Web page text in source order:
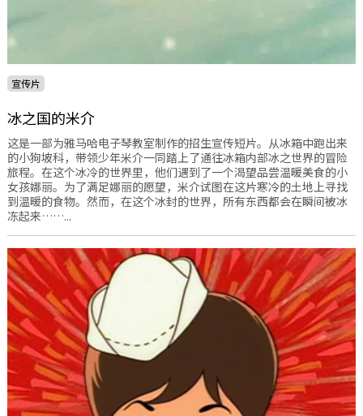
宣传片
冰之国的米介
这是一部为雅马哈电子琴教室制作的招生宣传短片。从冰箱中跑出来
的小狗坡科，带领少年米介一同踏上了通往冰箱内部冰之世界的冒险
旅程。在这个冰冷的世界里，他们遇到了一个渴望品尝温暖美食的小
女孩娜丽。为了满足娜丽的愿望，米介试图在这片寒冷的土地上寻找
到温暖的食物。然而，在这个冰封的世界，所有东西都会在瞬间被冰
冻起来……...